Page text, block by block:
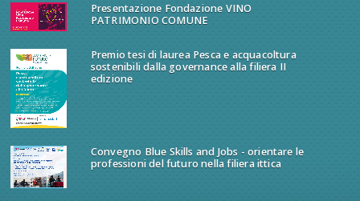
Presentazione Fondazione VINO
PATRIMONIO COMUNE
Premio tesi di laurea Pesca e acquacoltura
sostenibili dalla governance alla filiera II
edizione
Convegno Blue Skills and Jobs - orientare le
professioni del futuro nella filiera ittica